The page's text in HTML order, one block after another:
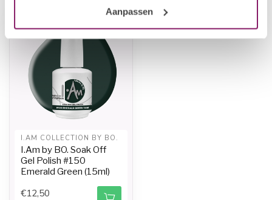
Aanpassen
-20%
I.AM COLLECTION BY BO.
I.Am by BO. Soak Off
Gel Polish #150
Emerald Green (15ml)
€12,50